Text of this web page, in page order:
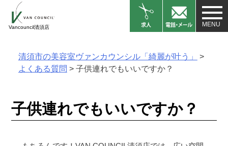
content
Vancouncil清須店
清須市の美容室ヴァンカウンシル「綺麗が叶う」
>
よくある質問 > 子供連れでもいいですか？
子供連れでもいいですか？